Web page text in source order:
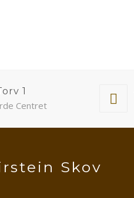
1
Centret
Skov